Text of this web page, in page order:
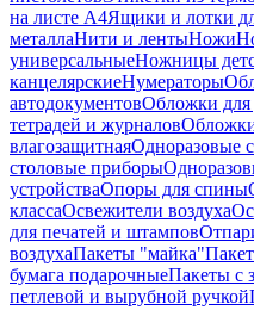
на листе А4Ящики и лотки
металлаНити и лентыНожи
универсальныеНожницы
канцелярскиеНумераторы
автодокументовОбложки для
тетрадей и журналов
влагозащитнаяОдноразовые
столовые приборы
устройстваОпоры для спины
классаОсвежители воздуха
для печатей и штампов
воздухаПакеты "майка"
бумага подарочныеПакеты с
петлевой и вырубной ручкой